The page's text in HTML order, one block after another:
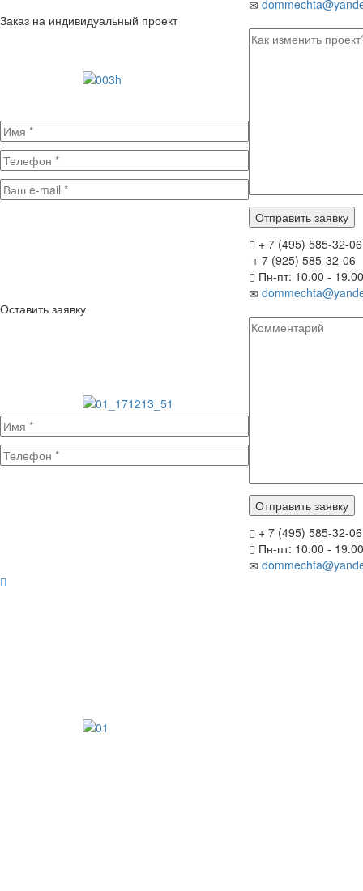
Заказ на индивидуальный проект
+ 7 (495) 585-32-06
+ 7 (925) 585-32-06
Пн-пт: 10.00 - 19.00
Оставить заявку
+ 7 (495) 585-32-06
Пн-пт: 10.00 - 19.00